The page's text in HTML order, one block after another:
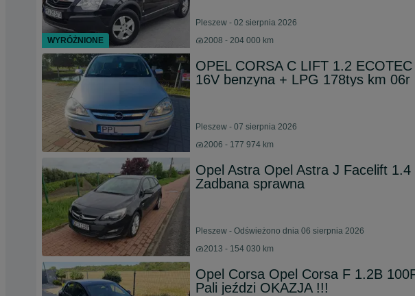
Pleszew - 02 sierpnia 2026
2008 - 204 000 km
OPEL CORSA C LIFT 1.2
16V benzyna + LPG 178tys km 06r
Pleszew - 07 sierpnia 2026
2006 - 177 974 km
Opel Astra Opel Astra J Facelift
Zadbana sprawna
Pleszew - Odświeżono dnia 06 sierpnia 2026
2013 - 154 030 km
Opel Corsa Opel Corsa F 1.2B
Pali jeździ OKAZJA !!!
WYRÓŻNIONE